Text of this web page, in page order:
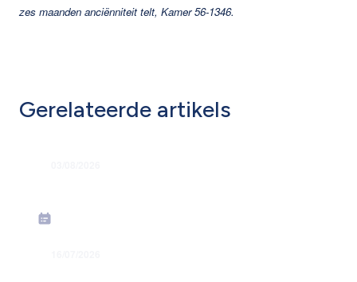
zes maanden anciënniteit telt, Kamer 56-1346.
Gerelateerde artikels